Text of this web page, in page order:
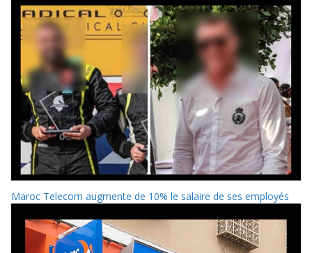
Maroc Telecom augmente de 10% le salaire de ses employés